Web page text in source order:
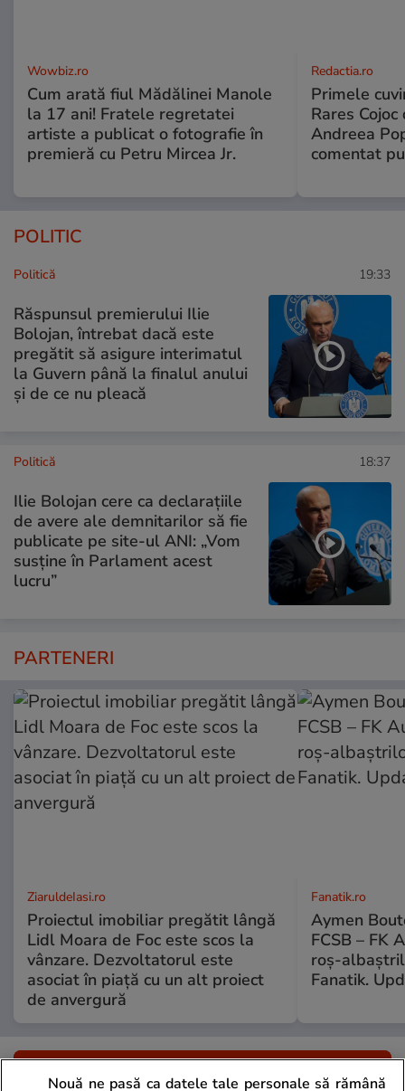
Wowbiz.ro
Cum arată fiul Mădălinei Manole
la 17 ani! Fratele regretatei
artiste a publicat o fotografie în
premieră cu Petru Mircea Jr.
Redactia.ro
Primele
Rares
Andreea
comentat
POLITIC
Politică 19:33
Răspunsul premierului Ilie
Bolojan, întrebat dacă este
pregătit să asigure interimatul
la Guvern până la finalul anului
și de ce nu pleacă
Politică 18:37
Ilie Bolojan cere ca declarațiile
de avere ale demnitarilor să fie
publicate pe site-ul ANI: „Vom
susține în Parlament acest
lucru”
PARTENERI
ZiaruldeIasi.ro
Proiectul imobiliar pregătit lângă
Lidl Moara de Foc este scos la
vânzare. Dezvoltatorul este
asociat în piață cu un alt proiect
de anvergură
Fanatik.ro
Aymen
FCSB – FK
roș-
Fanatik.
ULTIMELE ȘTIRI
Nouă ne pasă ca datele tale personale să rămână